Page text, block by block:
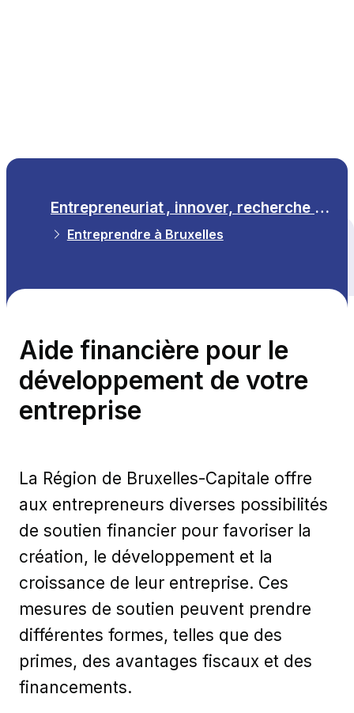
Entrepreneuriat , innover, recherche scientifique
Entreprendre à Bruxelles
Aide financière pour le
développement de votre
entreprise
La Région de Bruxelles-Capitale offre
aux entrepreneurs diverses possibilités
de soutien financier pour favoriser la
création, le développement et la
croissance de leur entreprise. Ces
mesures de soutien peuvent prendre
différentes formes, telles que des
primes, des avantages fiscaux et des
financements.